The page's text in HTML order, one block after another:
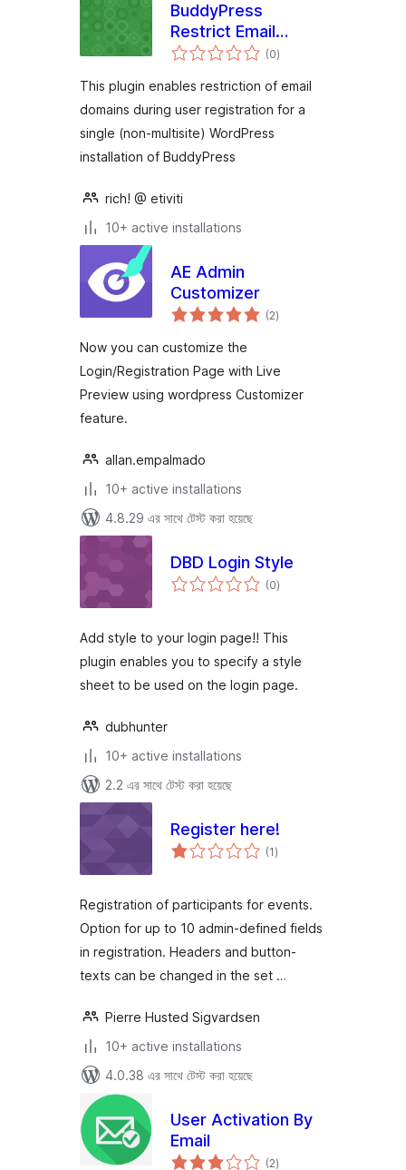
BuddyPress
Restrict Email
Domains
(0total
ratings
)
This plugin enables restriction of email
domains during user registration for a
single (non-multisite) WordPress
installation of BuddyPress
rich! @ etiviti
10+ active installations
AE Admin
Customizer
(2total
ratings
)
Now you can customize the
Login/Registration Page with Live
Preview using wordpress Customizer
feature.
allan.empalmado
10+ active installations
4.8.29 এর সাথে টেস্ট করা হয়েছে
DBD Login Style
(0total
ratings
)
Add style to your login page!! This
plugin enables you to specify a style
sheet to be used on the login page.
dubhunter
10+ active installations
2.2 এর সাথে টেস্ট করা হয়েছে
Register here!
(1total
ratings
)
Registration of participants for events.
Option for up to 10 admin-defined fields
in registration. Headers and button-
texts can be changed in the set …
Pierre Husted Sigvardsen
10+ active installations
4.0.38 এর সাথে টেস্ট করা হয়েছে
User Activation By
Email
(2total
)